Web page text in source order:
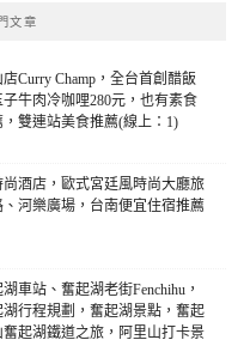
文章
Curry Champ，全台首創醋飯
牛肉冷咖哩280元，也有素食
雙連站美食推薦(線上：1)
尚酒店，歐式宮廷風時尚大廳旅
河樂廣場，台南便宜住宿推薦
車站、奮起湖老街Fenchihu，
行程規劃，奮起湖景點，奮起
起湖鐵道之旅，阿里山打卡景